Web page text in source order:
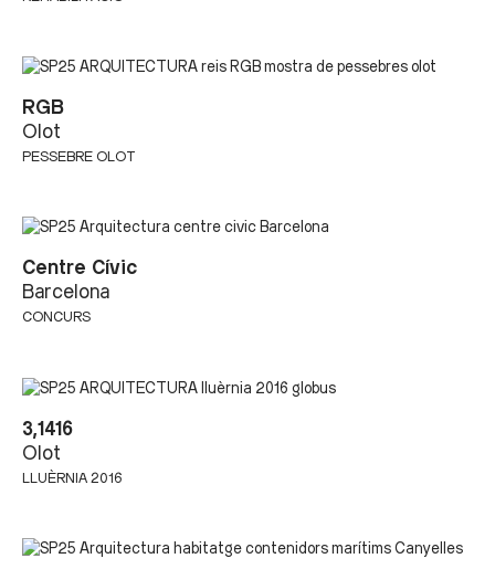
RGB
Olot
PESSEBRE OLOT
Centre Cívic
Barcelona
CONCURS
3,1416
Olot
LLUÈRNIA 2016